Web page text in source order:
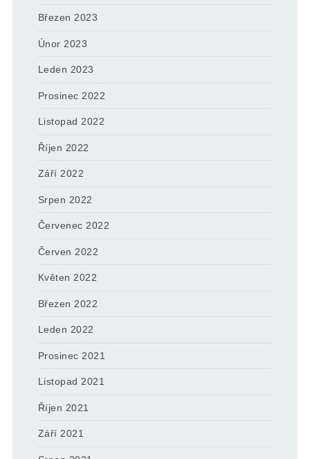
Březen 2023
Únor 2023
Leden 2023
Prosinec 2022
Listopad 2022
Říjen 2022
Září 2022
Srpen 2022
Červenec 2022
Červen 2022
Květen 2022
Březen 2022
Leden 2022
Prosinec 2021
Listopad 2021
Říjen 2021
Září 2021